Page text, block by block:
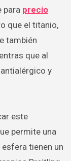
para precio
que el titanio,
también
que al
y
este
permite una
tienen un